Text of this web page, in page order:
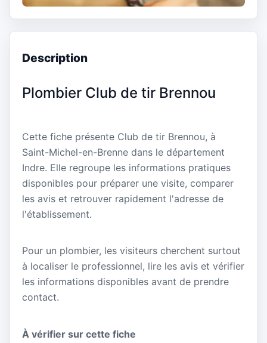
Description
Plombier Club de tir Brennou
Cette fiche présente Club de tir Brennou, à
Saint-Michel-en-Brenne dans le département
Indre. Elle regroupe les informations pratiques
disponibles pour préparer une visite, comparer
les avis et retrouver rapidement l'adresse de
l'établissement.
Pour un plombier, les visiteurs cherchent surtout
à localiser le professionnel, lire les avis et vérifier
les informations disponibles avant de prendre
contact.
À vérifier sur cette fiche